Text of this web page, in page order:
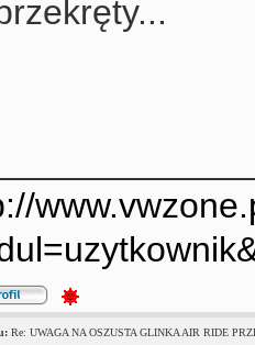
Re: UWAGA NA OSZUSTA GLINKA AIR RIDE